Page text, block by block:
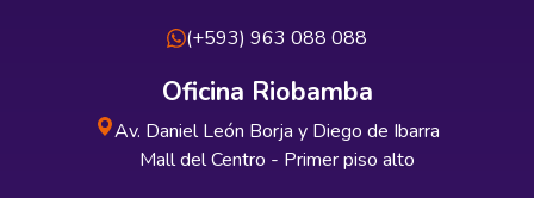
(+593) 963 088 088
Oficina Riobamba
Av. Daniel León Borja y Diego de Ibarra
Mall del Centro - Primer piso alto